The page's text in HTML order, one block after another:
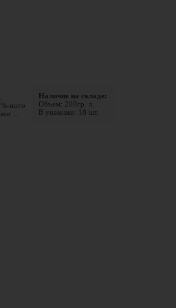
ного
...
Наличие на складе:
Объем: 200гр. л.
В упаковке: 18 шт.